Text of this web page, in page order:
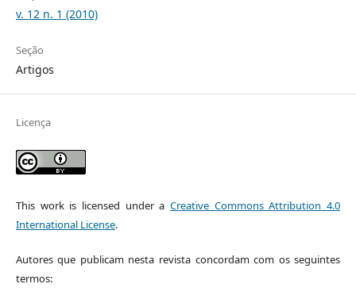
v. 12 n. 1 (2010)
Seção
Artigos
Licença
This work is licensed under aCreative Commons Attribution 4.0
International License.
Autores que publicam nesta revista concordam com os seguintes
termos: